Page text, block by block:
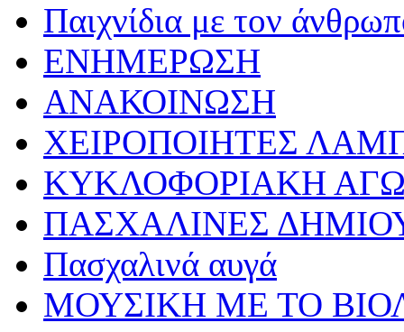
Παιχνίδια με τον
ΕΝΗΜΕΡΩΣΗ
ΑΝΑΚΟΙΝΩΣΗ
ΧΕΙΡΟΠΟΙΗΤΕΣ
ΚΥΚΛΟΦΟΡΙΑΚΗ
ΠΑΣΧΑΛΙΝΕΣ
Πασχαλινά αυγά
ΜΟΥΣΙΚΗ ΜΕ ΤΟ